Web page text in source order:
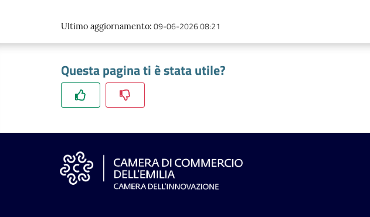
Ultimo aggiornamento: 09-06-2026 08:21
Questa pagina ti è stata utile?